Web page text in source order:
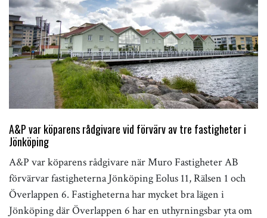
A&P var köparens rådgivare vid förvärv av tre fastigheter i
Jönköping
A&P var köparens rådgivare när Muro Fastigheter AB
förvärvar fastigheterna Jönköping Eolus 11, Rälsen 1 och
Överlappen 6. Fastigheterna har mycket bra lägen i
Jönköping där Överlappen 6 har en uthyrningsbar yta om